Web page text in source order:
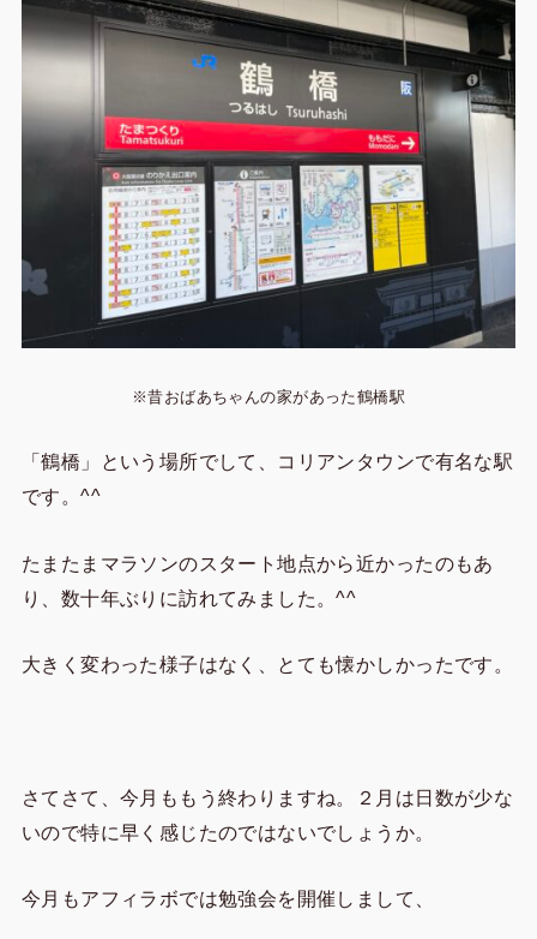
※昔おばあちゃんの家があった鶴橋駅
「鶴橋」という場所でして、コリアンタウンで有名な駅
です。^^
たまたまマラソンのスタート地点から近かったのもあ
り、数十年ぶりに訪れてみました。^^
大きく変わった様子はなく、とても懐かしかったです。
さてさて、今月ももう終わりますね。２月は日数が少な
いので特に早く感じたのではないでしょうか。
今月もアフィラボでは勉強会を開催しまして、